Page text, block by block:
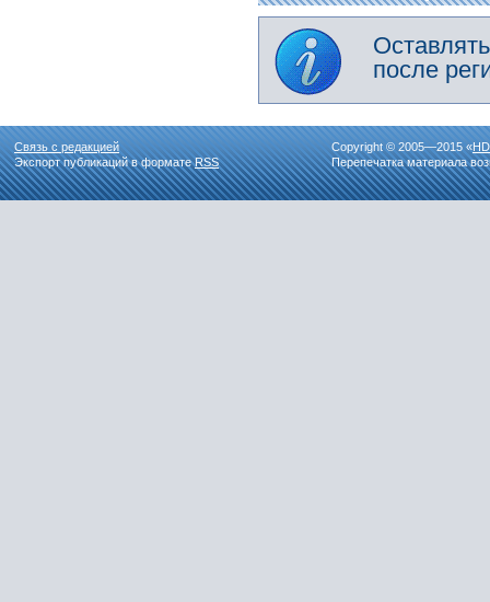
после
Связь с редакцией
Экспорт публикаций в форматеRSS
Copyright © 2005—2015 «
Перепечатка материала